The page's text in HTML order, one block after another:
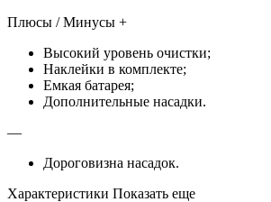
Плюсы / Минусы +
Высокий уровень очистки;
Наклейки в комплекте;
Емкая батарея;
Дополнительные насадки.
—
Дороговизна насадок.
Характеристики Показать еще